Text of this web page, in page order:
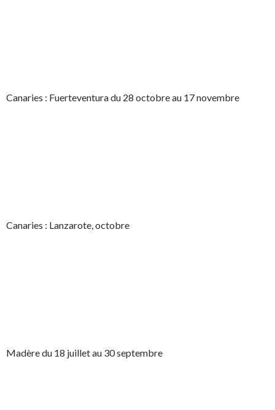
Canaries : Fuerteventura du 28 octobre au 17 novembre
Canaries : Lanzarote, octobre
Madère du 18 juillet au 30 septembre